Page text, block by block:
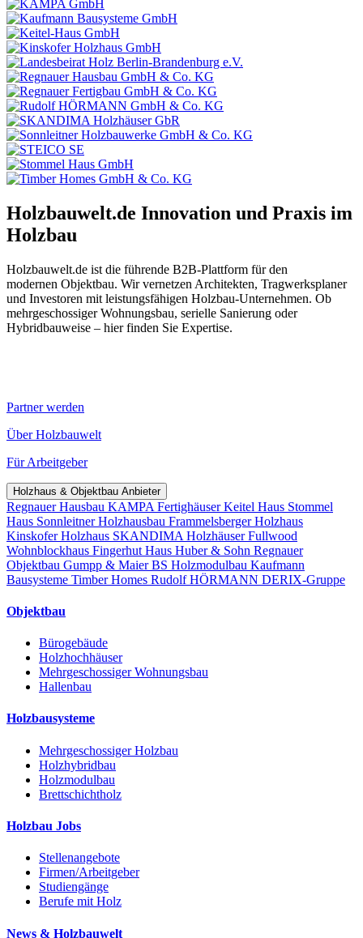
Holzbauwelt.de Innovation und Praxis im
Holzbau
Holzbauwelt.de ist die führende B2B-Plattform für den
modernen Objektbau. Wir vernetzen Architekten, Tragwerksplaner
und Investoren mit leistungsfähigen Holzbau-Unternehmen. Ob
mehrgeschossiger Wohnungsbau, serielle Sanierung oder
Hybridbauweise – hier finden Sie Expertise.
Partner werden
Über Holzbauwelt
Für Arbeitgeber
Holzhaus & Objektbau Anbieter
Regnauer Hausbau KAMPA FertighäuserKeitel Haus Stommel
Haus Sonnleitner Holzhausbau Frammelsberger Holzhaus
Kinskofer Holzhaus SKANDIMA HolzhäuserFullwood
Wohnblockhaus Fingerhut Haus Huber & Sohn Regnauer
Objektbau Gumpp & MaierBS Holzmodulbau Kaufmann
Bausysteme Timber Homes Rudolf HÖRMANN DERIX-Gruppe
Objektbau
Bürogebäude
Holzhochhäuser
Mehrgeschossiger Wohnungsbau
Hallenbau
Holzbausysteme
Mehrgeschossiger Holzbau
Holzhybridbau
Holzmodulbau
Brettschichtholz
Holzbau Jobs
Stellenangebote
Firmen/Arbeitgeber
Studiengänge
Berufe mit Holz
News & Holzbauwelt